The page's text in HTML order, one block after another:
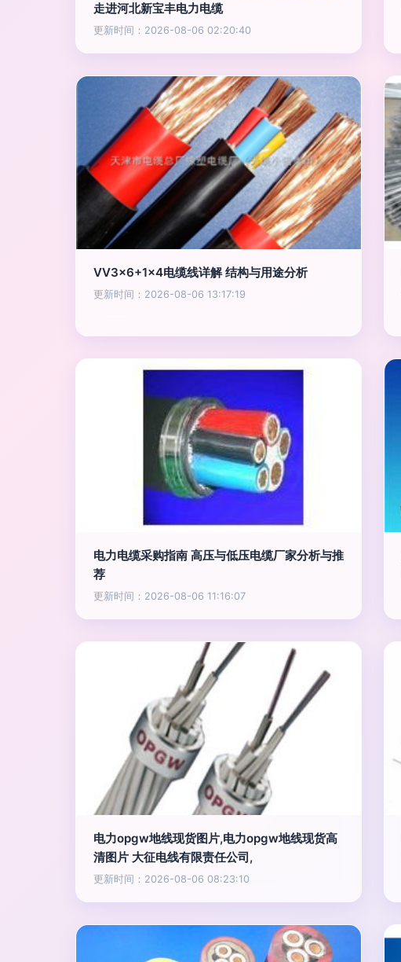
走进河北新宝丰电力电缆
更新时间：2026-08-06 02:20:40
VV3x6+1x4电缆线详解 结构与用途分析
更新时间：2026-08-06 13:17:19
电力电缆采购指南 高压与低压电缆厂家分析与推
荐
更新时间：2026-08-06 11:16:07
电力opgw地线现货图片,电力opgw地线现货高
清图片 大征电线有限责任公司,
更新时间：2026-08-06 08:23:10